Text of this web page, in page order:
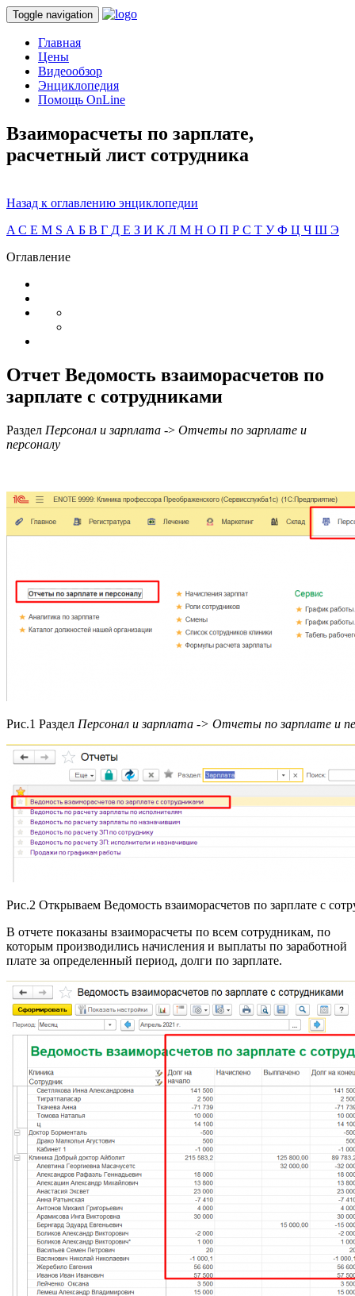
Toggle navigation
Главная
Цены
Видеообзор
Энциклопедия
Помощь OnLine
Взаиморасчеты по зарплате,
расчетный лист сотрудника
Назад к оглавлению энциклопедии
A C E M S А Б В Г Д Е З И К Л М Н О П Р С Т УФ Ц Ч Ш Э
Оглавление
Отчет Ведомость взаиморасчетов по
зарплате с сотрудниками
Раздел Персонал и зарплата -> Отчеты по зарплате и
персоналу
Рис.1 Раздел Персонал и зарплата -> Отчеты по зарплате и
Рис.2 Открываем Ведомость взаиморасчетов по зарплате с
В отчете показаны взаиморасчеты по всем сотрудникам, по
которым производились начисления и выплаты по заработной
плате за определенный период, долги по зарплате.